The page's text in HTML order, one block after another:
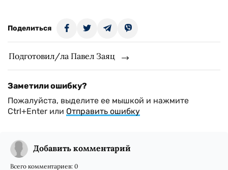
Поделиться
Подготовил/ла Павел Заяц
Заметили ошибку?
Пожалуйста, выделите ее мышкой и нажмите
Ctrl+Enter или Отправить ошибку
Добавить комментарий
Всего комментариев: 0